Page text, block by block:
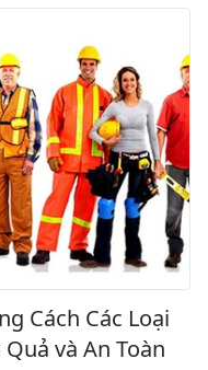
Cách Các Loại
và An Toàn